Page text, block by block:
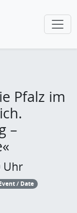
Pfalz im
–
Uhr
/ Date